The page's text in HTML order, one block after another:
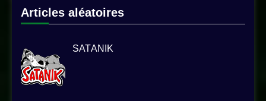
Articles aléatoires
SATANIK